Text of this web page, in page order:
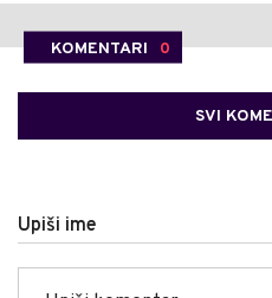
KOMENTARI 0
SVI
Upiši ime